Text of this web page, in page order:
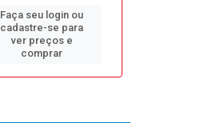
Faça seu login ou
cadastre-se para
ver preços e
comprar